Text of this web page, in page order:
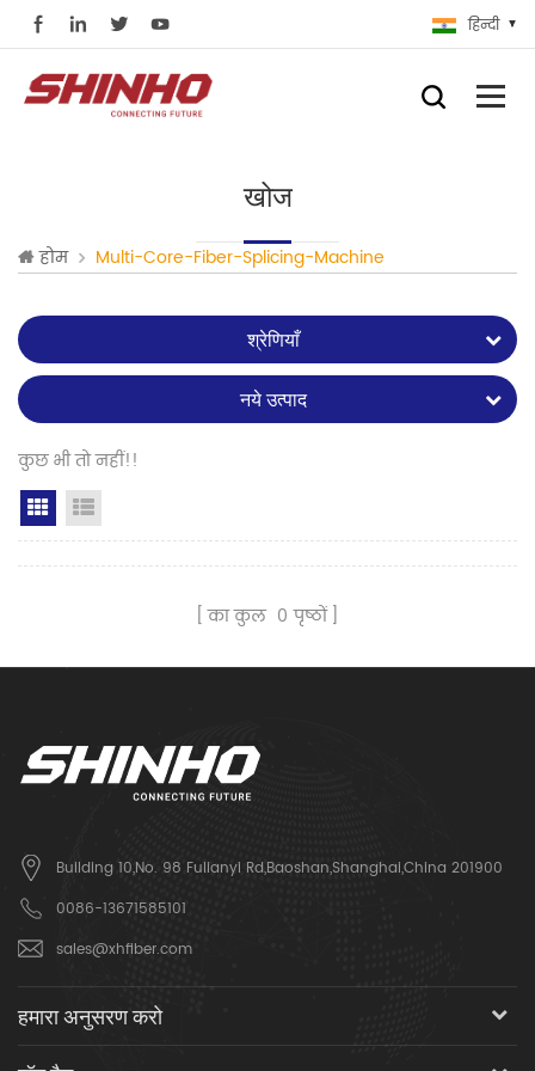
हिन्दी
खोज
होम Multi-Core-Fiber-Splicing-Machine
श्रेणियाँ
नये उत्पाद
कुछ भी तो नहीं!!
Grid View
का कुल 0 पृष्ठों
Building 10,No. 98 Fulianyi Rd,Baoshan,Shanghai,China 201900
0086-13671585101
sales@xhfiber.com
हमारा अनुसरण करो